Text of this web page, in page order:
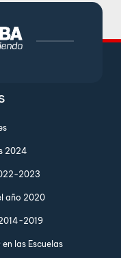
2024
2023
año 2020
2019
las Escuelas